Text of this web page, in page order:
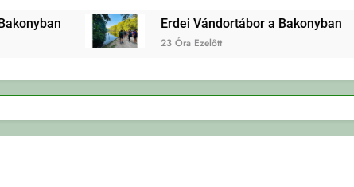
Erdei Vándortábor a Bakonyban
23 Óra Ezelőtt